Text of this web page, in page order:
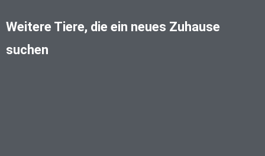
Weitere Tiere, die ein neues Zuhause
suchen